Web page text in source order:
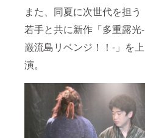
また、同夏に次世代を担う
若手と共に新作「多重露光-
巌流島リベンジ！！-」を上
演。